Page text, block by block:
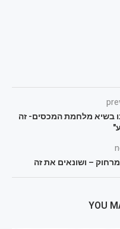
בשיא מלחמת המכסים- זה
– ושונאים את זה
YOU